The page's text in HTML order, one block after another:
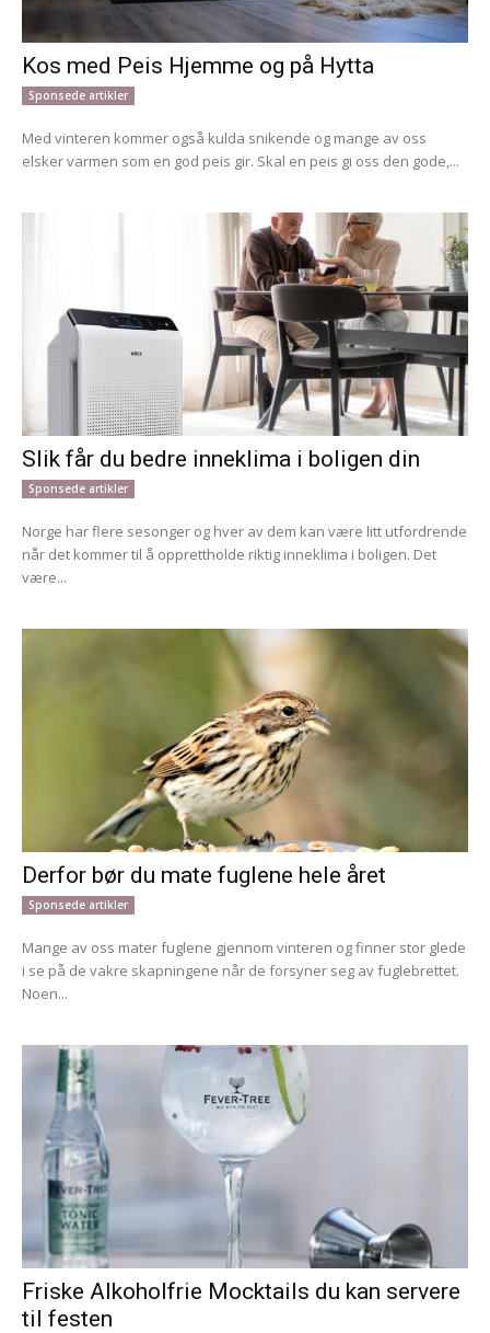
Kos med Peis Hjemme og på Hytta
Sponsede artikler
Med vinteren kommer også kulda snikende og mange av oss
elsker varmen som en god peis gir. Skal en peis gi oss den gode,...
Slik får du bedre inneklima i boligen din
Sponsede artikler
Norge har flere sesonger og hver av dem kan være litt utfordrende
når det kommer til å opprettholde riktig inneklima i boligen. Det
være...
Derfor bør du mate fuglene hele året
Sponsede artikler
Mange av oss mater fuglene gjennom vinteren og finner stor glede
i se på de vakre skapningene når de forsyner seg av fuglebrettet.
Noen...
Friske Alkoholfrie Mocktails du kan servere
til festen